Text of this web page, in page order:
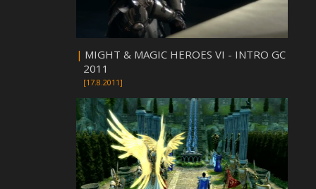
| MIGHT & MAGIC HEROES VI - INTRO GC
2011
[17.8.2011]